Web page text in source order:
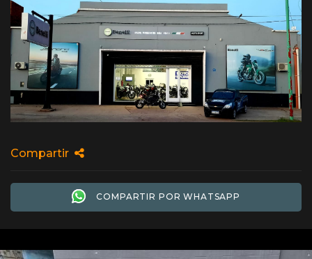
Compartir
COMPARTIR POR WHATSAPP